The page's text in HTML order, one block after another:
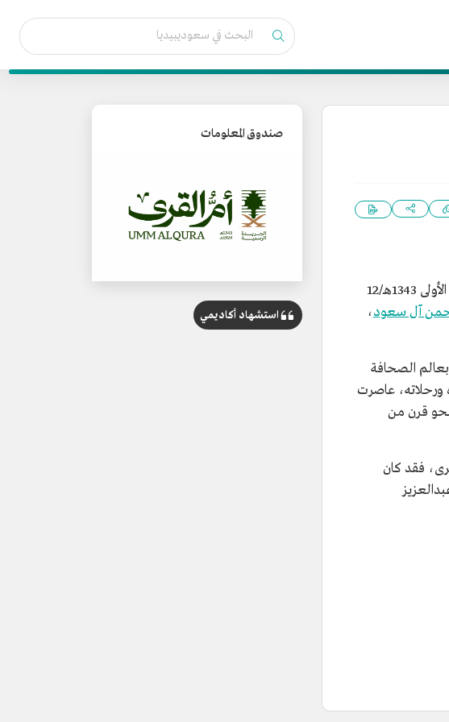
، إذ نُشر عددها الأول في 15 جمادى الأولى 1343هـ/12
آل سعود،
الصحافة
ورحلاته، عاصرت
نحو قرن من
أم القرى، فقد كان
صندوق المعلومات
استشهاد أكاديمي